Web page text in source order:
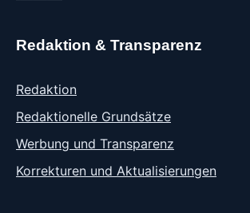
Redaktion & Transparenz
Redaktion
Redaktionelle Grundsätze
Werbung und Transparenz
Korrekturen und Aktualisierungen